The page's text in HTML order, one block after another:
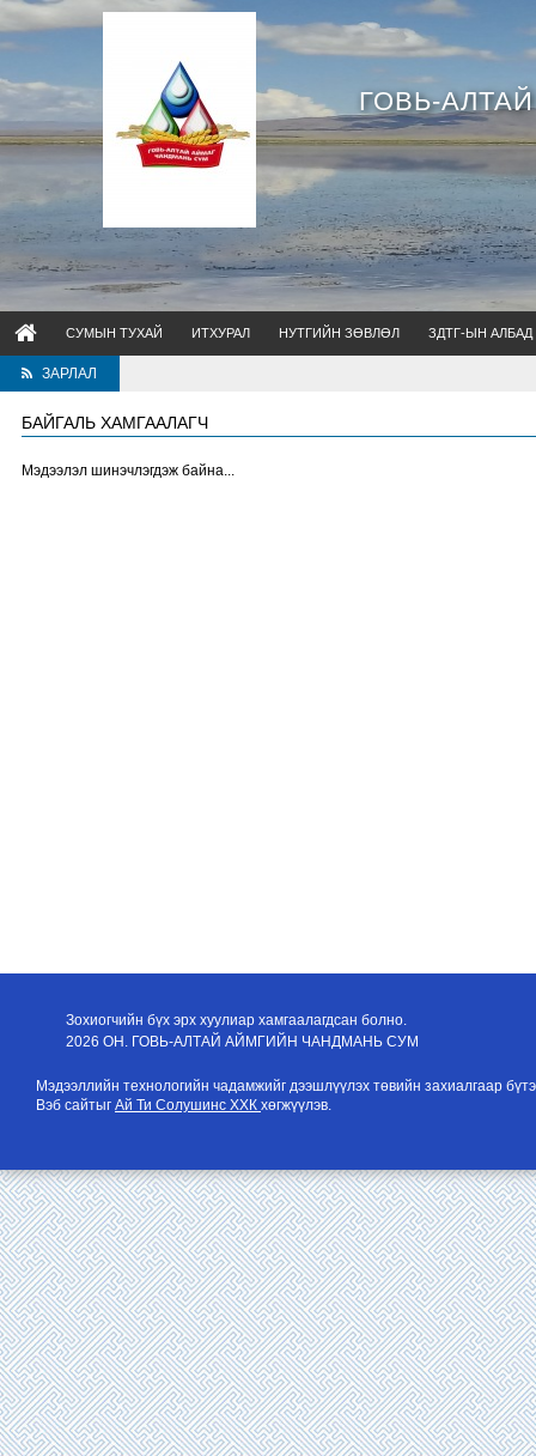
ГОВЬ-
СУМЫН ТУХАЙ ИТХУРАЛ НУТГИЙН ЗӨВЛӨЛ ЗДТГ-ЫН АЛБАД
ЗАРЛАЛ
БАЙГАЛЬ ХАМГААЛАГЧ
Мэдээлэл шинэчлэгдэж байна...
Зохиогчийн бүх эрх хуулиар хамгаалагдсан болно.
2026 ОН. ГОВЬ-АЛТАЙ АЙМГИЙН ЧАНДМАНЬ СУМ
Мэдээллийн технологийн чадамжийг дээшлүүлэх төвийн захиалгаар
Вэб сайтыг Ай Ти Солушинс ХХК хөгжүүлэв.